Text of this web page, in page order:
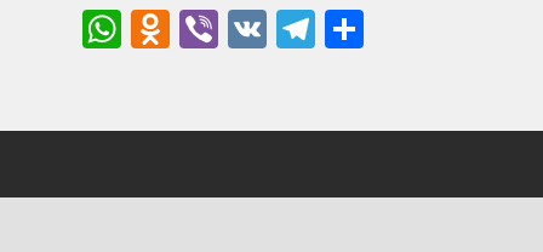
WhatsApp
Odnoklassniki
Viber
VK Telegram